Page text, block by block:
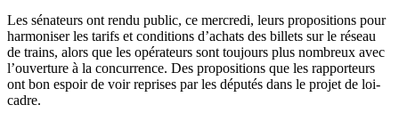
Les sénateurs ont rendu public, ce mercredi, leurs propositions pour
harmoniser les tarifs et conditions d’achats des billets sur le réseau
de trains, alors que les opérateurs sont toujours plus nombreux avec
l’ouverture à la concurrence. Des propositions que les rapporteurs
ont bon espoir de voir reprises par les députés dans le projet de loi-
cadre.